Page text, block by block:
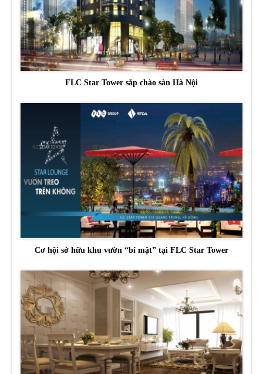
FLC Star Tower sắp chào sàn Hà Nội
Cơ hội sở hữu khu vườn “bí mật” tại FLC Star Tower